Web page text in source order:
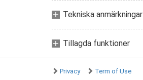
Tekniska anmärkningar
Tillagda funktioner
Privacy Term of Use